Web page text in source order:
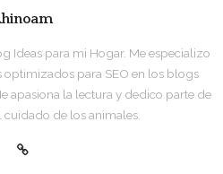
Ideas para mi Hogar. Me especializo
optimizados para SEO en los blogs
apasiona la lectura y dedico parte de
de los animales.